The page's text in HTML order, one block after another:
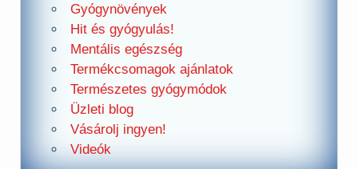
Gyógynövények
Hit és gyógyulás!
Mentális egészség
Termékcsomagok ajánlatok
Természetes gyógymódok
Üzleti blog
Vásárolj ingyen!
Videók